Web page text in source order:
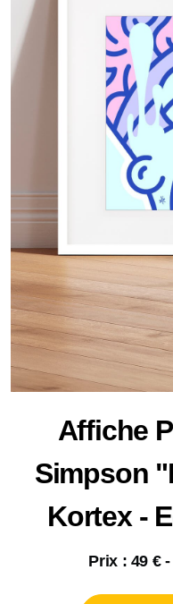
Affiche
Simpson
Kortex -
Prix : 49 € -